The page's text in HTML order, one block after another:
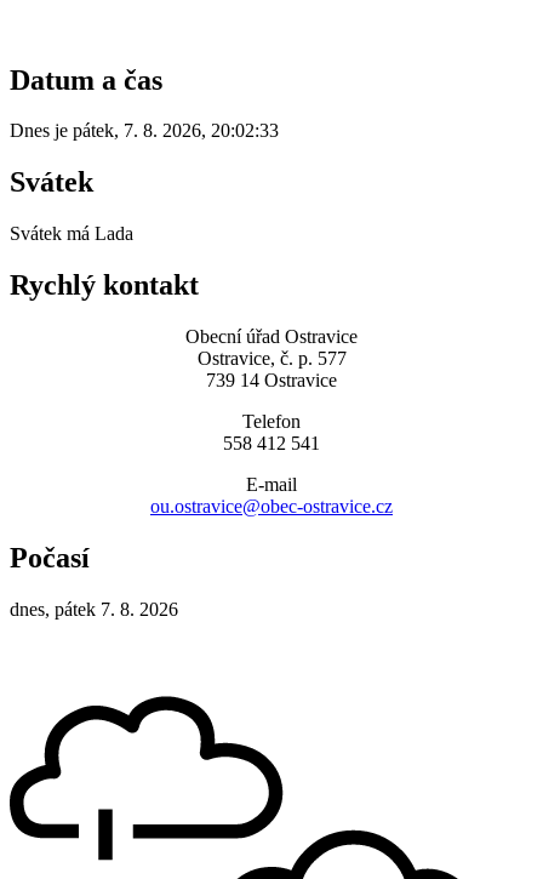
Datum a čas
Dnes je pátek, 7. 8. 2026, 20:02:33
Svátek
Svátek má Lada
Rychlý kontakt
Obecní úřad Ostravice
Ostravice, č. p. 577
739 14 Ostravice
Telefon
558 412 541
E-mail
ou.ostravice@obec-ostravice.cz
Počasí
dnes, pátek 7. 8. 2026